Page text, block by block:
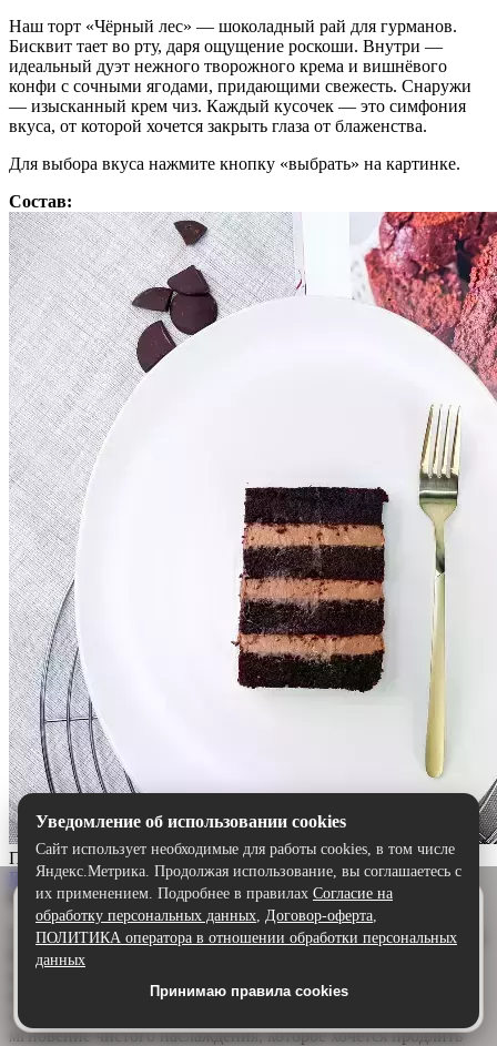
Наш торт «Чёрный лес» — шоколадный рай для гурманов.
Бисквит тает во рту, даря ощущение роскоши. Внутри —
идеальный дуэт нежного творожного крема и вишнёвого
конфи с сочными ягодами, придающими свежесть. Снаружи
— изысканный крем чиз. Каждый кусочек — это симфония
вкуса, от которой хочется закрыть глаза от блаженства.
Для выбора вкуса нажмите кнопку «выбрать» на картинке.
Состав:
Прага
Выбрать
Описание:
Торт «Прага» — шоколадный шедевр для истинных гурманов.
Воздушный бисквит, щедро пропитанный ароматным
нежный сливочно-шоколадный крем обволакивает язык,
создавая идеальную гармонию. Каждый кусочек — это
мгновение чистого наслаждения, которое хочется продлить
Удобнее в приложении
Скачайте приложение — быстрее и комфортнее,
чем через сайт.
Скачать в Google Play
Уведомление об использовании cookies
Сайт использует необходимые для работы cookies, в том числе
Яндекс.Метрика. Продолжая использование, вы соглашаетесь с
их применением. Подробнее в правилах Согласие на
обработку персональных данных, Договор-оферта,
ПОЛИТИКА оператора в отношении обработки персональных
данных
Принимаю правила cookies